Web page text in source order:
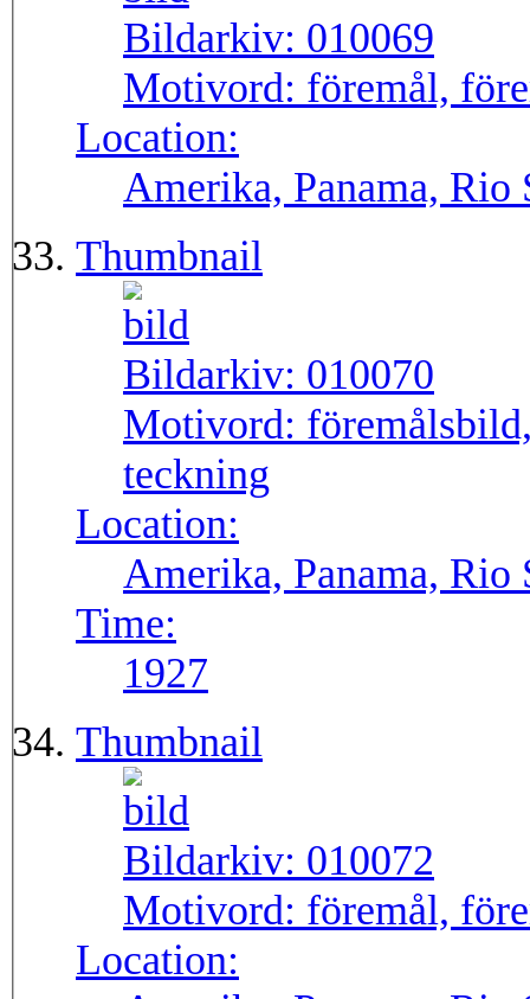
Bildarkiv: 010069
Motivord: föremål,
Location:
Amerika, Panama, Rio
Thumbnail
Bildarkiv: 010070
Motivord:
teckning
Location:
Amerika, Panama, Rio
Time:
1927
Thumbnail
Bildarkiv: 010072
Motivord: föremål,
Location: